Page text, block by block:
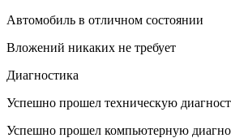
Автомобиль в отличном состоянии
Вложений никаких не требует
Диагностика
Успешно прошел техническую
Успешно прошел компьютерную